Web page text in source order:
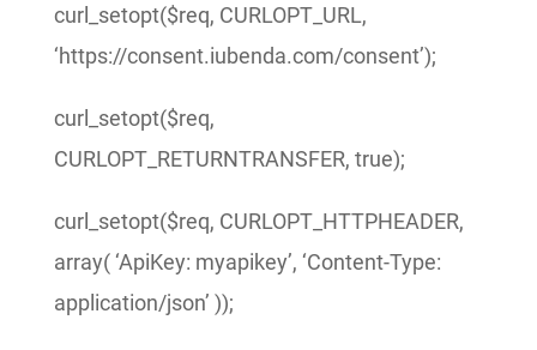
curl_setopt($req, CURLOPT_URL,
‘https://consent.iubenda.com/consent’);
curl_setopt($req,
CURLOPT_RETURNTRANSFER, true);
curl_setopt($req, CURLOPT_HTTPHEADER,
array( ‘ApiKey: myapikey’, ‘Content-Type:
application/json’ ));